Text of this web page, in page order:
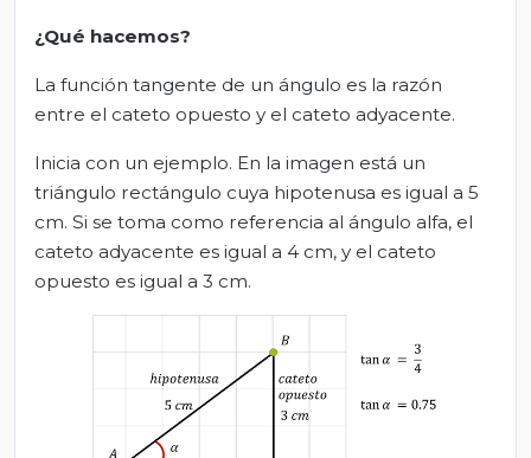
¿Qué hacemos?
La función tangente de un ángulo es la razón
entre el cateto opuesto y el cateto adyacente.
Inicia con un ejemplo. En la imagen está un
triángulo rectángulo cuya hipotenusa es igual a 5
cm. Si se toma como referencia al ángulo alfa, el
cateto adyacente es igual a 4 cm, y el cateto
opuesto es igual a 3 cm.